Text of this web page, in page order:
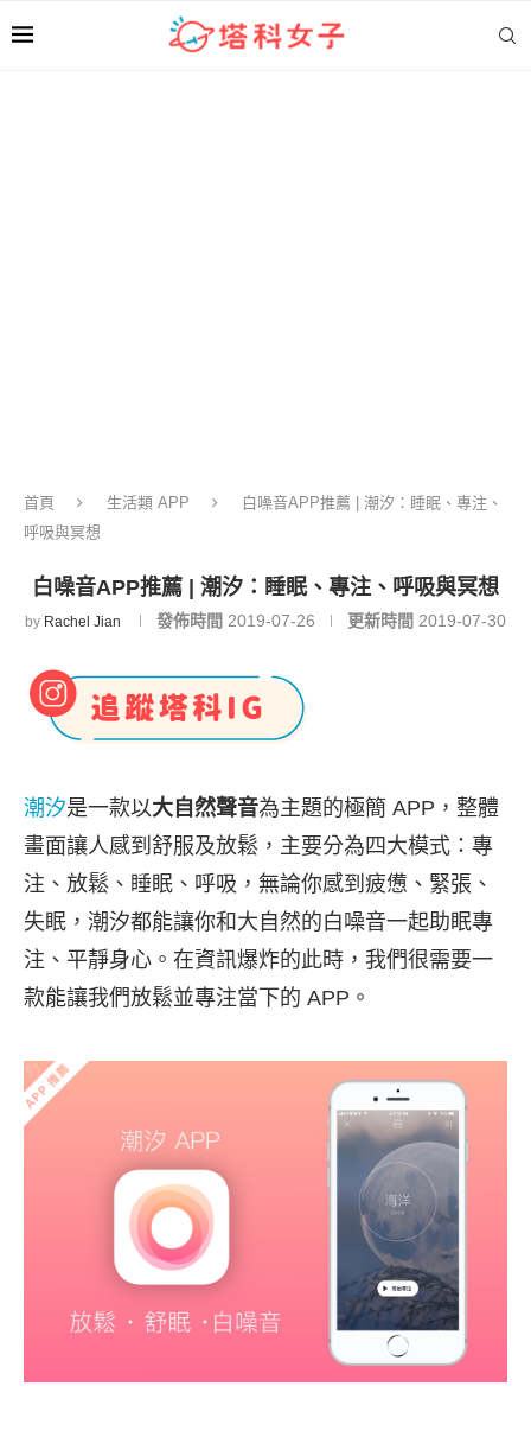
首頁 生活類 APP
白噪音APP推薦 | 潮汐：睡眠、專注、
呼吸與冥想
白噪音APP推薦 | 潮汐：睡眠、專注、呼吸與冥想
by Rachel Jian 發佈時間 2019-07-26 更新時間 2019-07-30
潮汐是一款以大自然聲音為主題的極簡 APP，整體
畫面讓人感到舒服及放鬆，主要分為四大模式：專
注、放鬆、睡眠、呼吸，無論你感到疲憊、緊張、
失眠，潮汐都能讓你和大自然的白噪音一起助眠專
注、平靜身心。在資訊爆炸的此時，我們很需要一
款能讓我們放鬆並專注當下的 APP。